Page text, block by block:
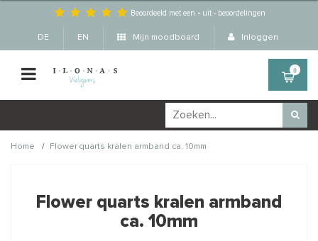
Beoordeeld met een - uit -beoordelingen
DE EN Mijn moodboard Inloggen
0
Home / Flower quarts kralen armband ca. 10mm
producten ook interessant
Flower quarts kralen armband
ca. 10mm